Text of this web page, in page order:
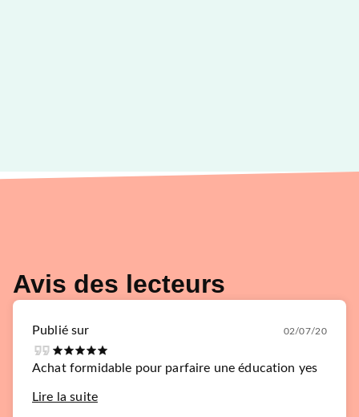
Avis des lecteurs
Publié sur 02/07/20
Achat formidable pour parfaire une éducation yes
Lire la suite